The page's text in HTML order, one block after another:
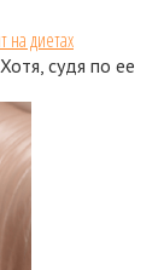
на диетах
судя по ее